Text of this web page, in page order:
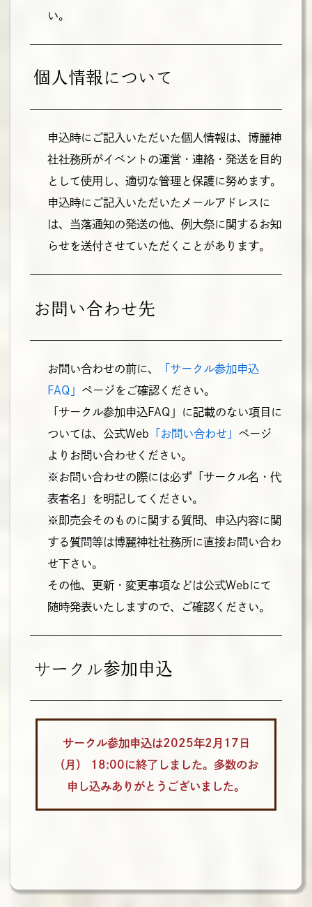
い。
個人情報について
申込時にご記入いただいた個人情報は、博麗神
社社務所がイベントの運営・連絡・発送を目的
として使用し、適切な管理と保護に努めます。
申込時にご記入いただいたメールアドレスに
は、当落通知の発送の他、例大祭に関するお知
らせを送付させていただくことがあります。
お問い合わせ先
お問い合わせの前に、
「サークル参加申込
FAQ」 ページをご確認ください。
「サークル参加申込FAQ」に記載のない項目に
ついては、公式Web 「お問い合わせ」 ページ
よりお問い合わせください。
※お問い合わせの際には必ず「サークル名・代
表者名」を明記してください。
※即売会そのものに関する質問、申込内容に関
する質問等は博麗神社社務所に直接お問い合わ
せ下さい。
その他、更新・変更事項などは公式Webにて
随時発表いたしますので、ご確認ください。
サークル参加申込
サークル参加申込は2025年2月17日
（月） 18:00に終了しました。多数のお
申し込みありがとうございました。